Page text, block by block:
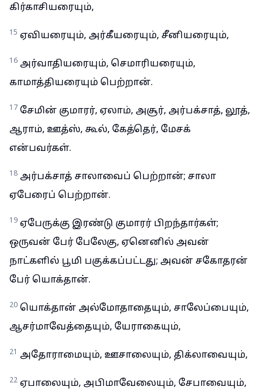
கிர்காசியரையும்,
15 ஏவியரையும், அர்கீயரையும், சீனியரையும்,
16 அர்வாதியரையும், செமாரியரையும்,
காமாத்தியரையும் பெற்றான்.
17 சேமின் குமாரர், ஏலாம், அசூர், அர்பக்சாத், லூத்,
ஆராம், ஊத்ஸ், கூல், கேத்தெர், மேசக்
என்பவர்கள்.
18 அர்பக்சாத் சாலாவைப் பெற்றான்; சாலா
ஏபேரைப் பெற்றான்.
19 ஏபேருக்கு இரண்டு குமாரர் பிறந்தார்கள்;
ஒருவன் பேர் பேலேகு, ஏனெனில் அவன்
நாட்களில் பூமி பகுக்கப்பட்டது; அவன் சகோதரன்
பேர் யொக்தான்.
20 யொக்தான் அல்மோதாதையும், சாலேப்பையும்,
ஆசர்மாவேத்தையும், யேராகையும்,
21 அதோராமையும், ஊசாலையும், திக்லாவையும்,
22 ஏபாலையும், அபிமாவேலையும், சேபாவையும்,